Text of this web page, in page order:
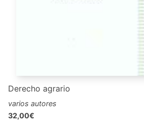
Derecho agrario
varios autores
32,00€